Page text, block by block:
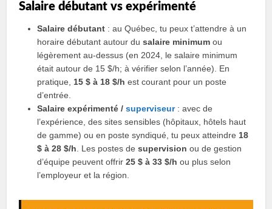
Salaire débutant vs expérimenté
Salaire débutant : au Québec, tu peux t’attendre à un
horaire débutant autour dusalaire minimum ou
légèrement au‑dessus (en 2024, le salaire minimum
était autour de 15 $/h; à vérifier selon l’année). En
pratique, 15 $ à 18 $/h est courant pour un poste
d’entrée.
Salaire expérimenté /superviseur: avec de
l’expérience, des sites sensibles (hôpitaux, hôtels haut
de gamme) ou en poste syndiqué, tu peux atteindre 18
$ à 28 $/h . Les postes desupervision ou de gestion
d’équipe peuvent offrir25 $ à 33 $/h ou plus selon
l’employeur et la région.